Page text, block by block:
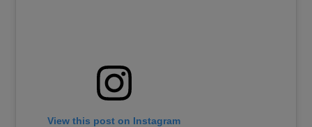
View this post on Instagram